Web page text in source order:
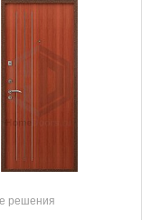
решения